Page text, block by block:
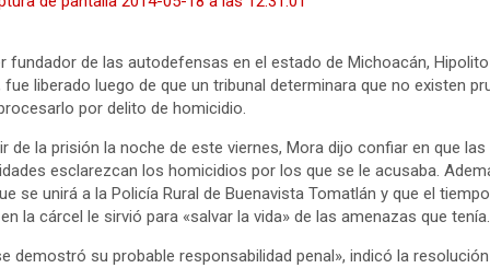
fundador de las autodefensas en el estado de Michoacán, Hipolito
fue liberado luego de que un tribunal determinara que no existen
por delito de homicidio.
de la prisión la noche de este viernes, Mora dijo confiar en que las
esclarezcan los homicidios por los que se le acusaba.
se unirá a la Policía Rural de Buenavista Tomatlán y que el
la cárcel le sirvió para «salvar la vida» de las amenazas que tenía.
demostró su probable responsabilidad penal», indicó la resolución